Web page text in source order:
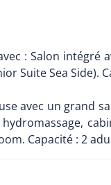
: Salon intégré
Suite Sea Side).
avec un grand
Capacité : 2